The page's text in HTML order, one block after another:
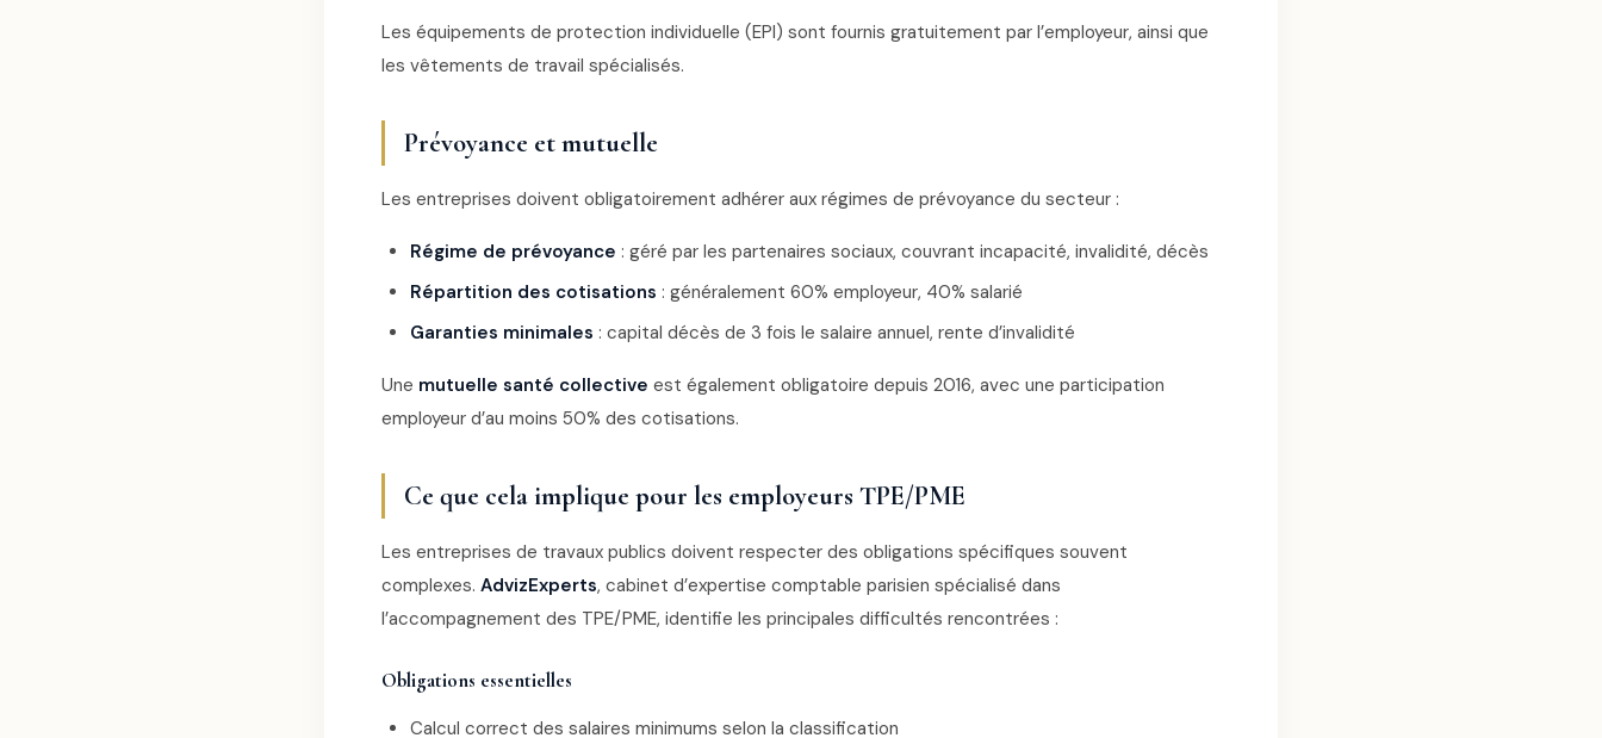
Les équipements de protection individuelle (EPI) sont fournis gratuitement par l’employeur, ainsi que
les vêtements de travail spécialisés.
Prévoyance et mutuelle
Les entreprises doivent obligatoirement adhérer aux régimes de prévoyance du secteur :
Régime de prévoyance : géré par les partenaires sociaux, couvrant incapacité, invalidité, décès
Répartition des cotisations : généralement 60% employeur, 40% salarié
Garanties minimales : capital décès de 3 fois le salaire annuel, rente d’invalidité
Une mutuelle santé collective est également obligatoire depuis 2016, avec une participation
employeur d’au moins 50% des cotisations.
Ce que cela implique pour les employeurs TPE/PME
Les entreprises de travaux publics doivent respecter des obligations spécifiques souvent
complexes. AdvizExperts, cabinet d’expertise comptable parisien spécialisé dans
l’accompagnement des TPE/PME, identifie les principales difficultés rencontrées :
Obligations essentielles
Calcul correct des salaires minimums selon la classification